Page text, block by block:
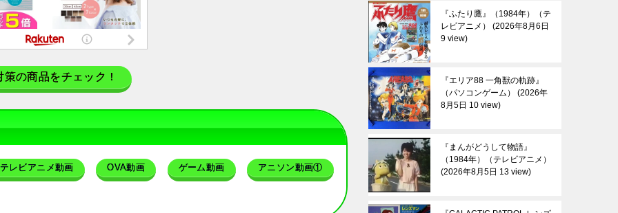
策の商品をチェック！
テレビアニメ動画 OVA動画 ゲーム動画 アニソン動画①
『ふたり鷹』（1984年）（テ
レビアニメ）
2026年8月6日
9 view
『エリア88 一角獣の軌跡』
（パソコンゲーム）
2026年
8月5日 10 view
『まんがどうして物語』
（1984年）（テレビアニメ）
2026年8月5日 13 view